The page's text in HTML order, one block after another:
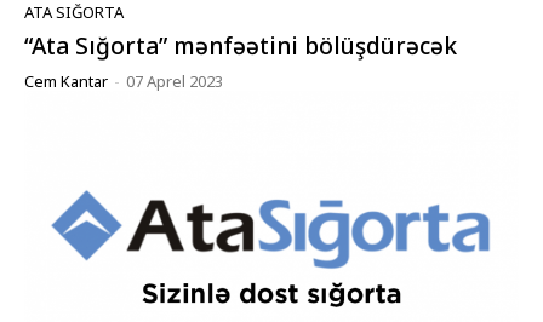
ATA SIĞORTA
“Ata Sığorta” mənfəətini bölüşdürəcək
Cem Kantar - 07 Aprel 2023